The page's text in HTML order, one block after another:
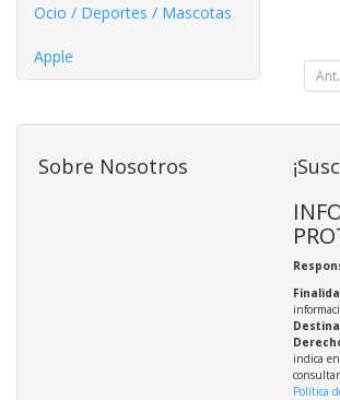
Ocio / Deportes / Mascotas
Apple
Ant.
Sobre Nosotros
indica
Política